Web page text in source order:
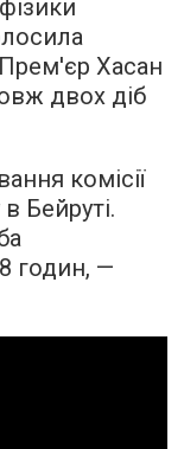
Хасан
двох діб
комісії
Бейруті.
годин, —